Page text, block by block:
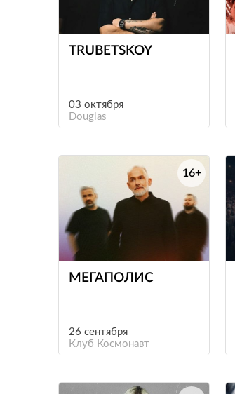
TRUBETSKOY
03 октября
Douglas
МЕГАПОЛИС
26 сентября
Клуб Космонавт
16+